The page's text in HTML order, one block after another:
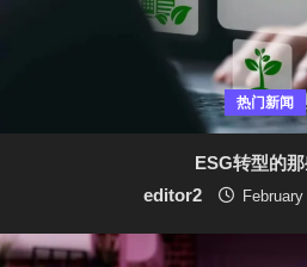
热门新闻
ESG转型的
editor2